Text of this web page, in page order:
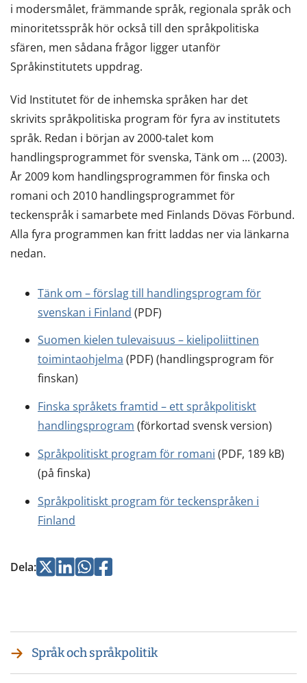
Språk och språkpolitik
i modersmålet, främmande språk, regionala språk och
minoritetsspråk hör också till den språkpolitiska
sfären, men sådana frågor ligger utanför
Språkinstitutets uppdrag.
Vid Institutet för de inhemska språken har det
skrivits språkpolitiska program för fyra av institutets
språk. Redan i början av 2000-talet kom
handlingsprogrammet för svenska, Tänk om ... (2003).
År 2009 kom handlingsprogrammen för finska och
romani och 2010 handlingsprogrammet för
teckenspråk i samarbete med Finlands Dövas Förbund.
Alla fyra programmen kan fritt laddas ner via länkarna
nedan.
Tänk om – förslag till handlingsprogram för
svenskan i Finland (PDF)
Suomen kielen tulevaisuus – kielipoliittinen
toimintaohjelma (PDF) (handlingsprogram för
finskan)
Finska språkets framtid – ett språkpolitiskt
handlingsprogram (förkortad svensk version)
Språkpolitiskt program för romani (PDF, 189 kB)
(på finska)
Språkpolitiskt program för teckenspråken i
Finland
Dela:Jaa Jaa Jaa
Jaa